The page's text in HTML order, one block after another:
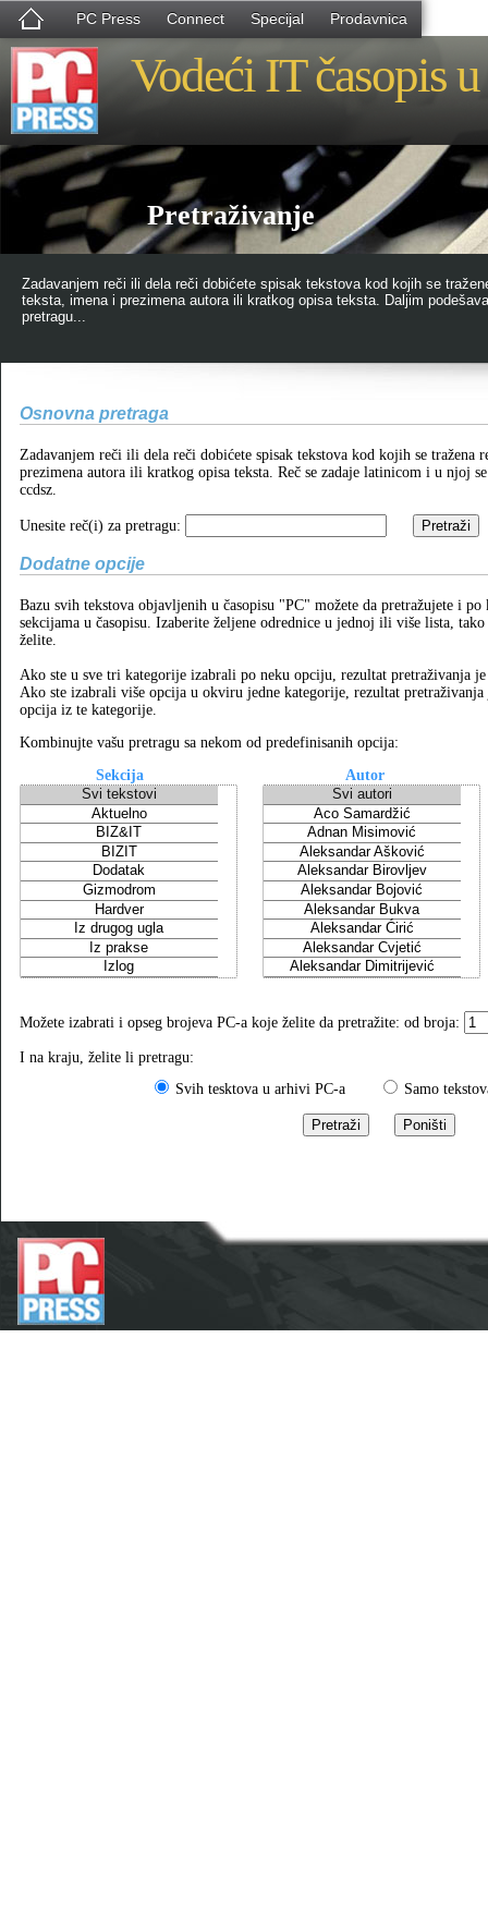
PC Press Connect Specijal Prodavnica
Vodeći IT časopis
Pretraživanje
Zadavanjem reči ili dela reči dobićete spisak tekstova kod kojih se
teksta, imena i prezimena autora ili kratkog opisa teksta. Daljim
pretragu...
Osnovna pretraga
Zadavanjem reči ili dela reči dobićete spisak tekstova kod kojih se tražena
prezimena autora ili kratkog opisa teksta. Reč se zadaje latinicom i u njoj
ccdsz.
Unesite reč(i) za pretragu:
Dodatne opcije
Bazu svih tekstova objavljenih u časopisu "PC" možete da pretražujete i
sekcijama u časopisu. Izaberite željene odrednice u jednoj ili više lista,
želite.
Ako ste u sve tri kategorije izabrali po neku opciju, rezultat pretraživanja
Ako ste izabrali više opcija u okviru jedne kategorije, rezultat
opcija iz te kategorije.
Kombinujte vašu pretragu sa nekom od predefinisanih opcija:
Sekcija
Autor
Možete izabrati i opseg brojeva PC-a koje želite da pretražite: od broja:
I na kraju, želite li pretragu:
Svih tesktova u arhivi PC-a
Samo